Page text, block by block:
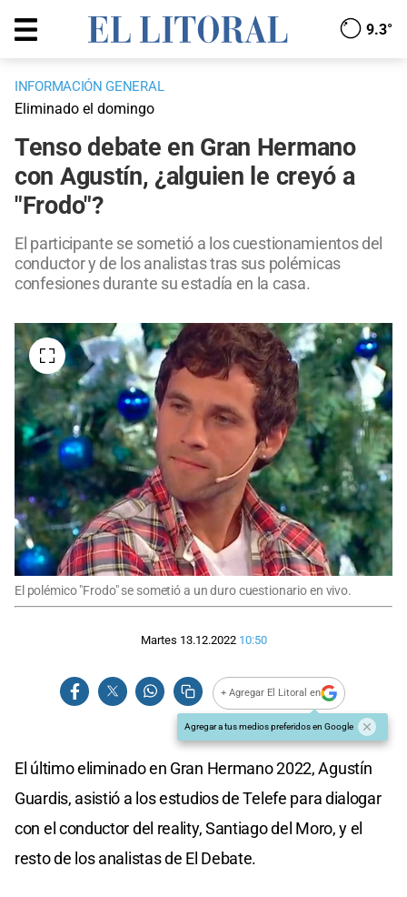
9.3°
INFORMACIÓN GENERAL
Eliminado el domingo
Tenso debate en Gran Hermano
con Agustín, ¿alguien le creyó a
"Frodo"?
El participante se sometió a los cuestionamientos del
conductor y de los analistas tras sus polémicas
confesiones durante su estadía en la casa.
El polémico "Frodo" se sometió a un duro cuestionario en vivo.
Martes 13.12.2022 10:50
+ Agregar El Litoral en
Agregar a tus medios preferidos en Google
El último eliminado en Gran Hermano 2022, Agustín
Guardis, asistió a los estudios de Telefe para dialogar
con el conductor del reality, Santiago del Moro, y el
resto de los analistas de El Debate.